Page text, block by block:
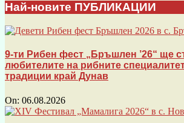
Най-новите ПУБЛИКАЦИИ
9-ти Рибен фест „Бръшлен ’26“ ще
любителите на рибните
традиции край Дунав
On: 06.08.2026